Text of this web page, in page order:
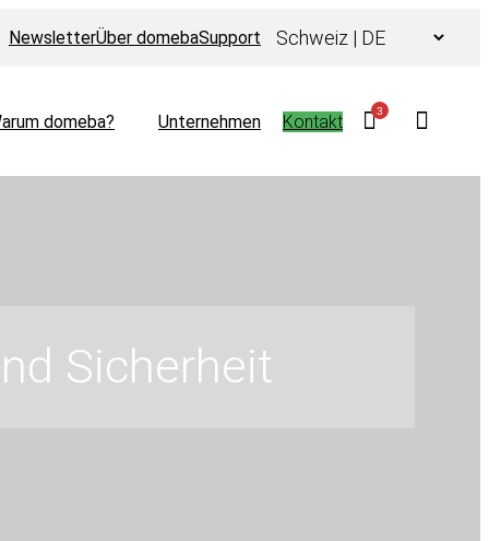
NewsletterÜber domebaSupporta
domeba? Unternehmen Kontakt
3
Sicherheit